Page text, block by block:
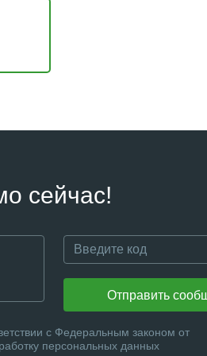
сейчас!
Отправить
с Федеральным законом от
персональных данных